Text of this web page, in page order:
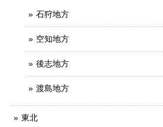
石狩地方
空知地方
後志地方
渡島地方
東北